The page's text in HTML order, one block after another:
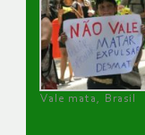
Vale mata, Brasil